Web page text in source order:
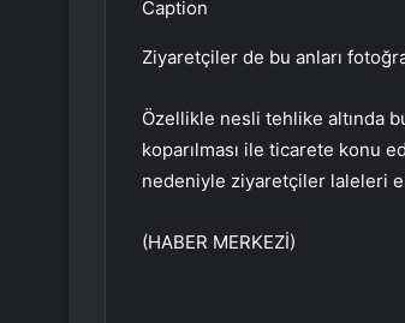
Caption
Ziyaretçiler de bu anları
Özellikle nesli tehlike altında
koparılması ile ticarete konu
nedeniyle ziyaretçiler laleleri
(HABER MERKEZİ)